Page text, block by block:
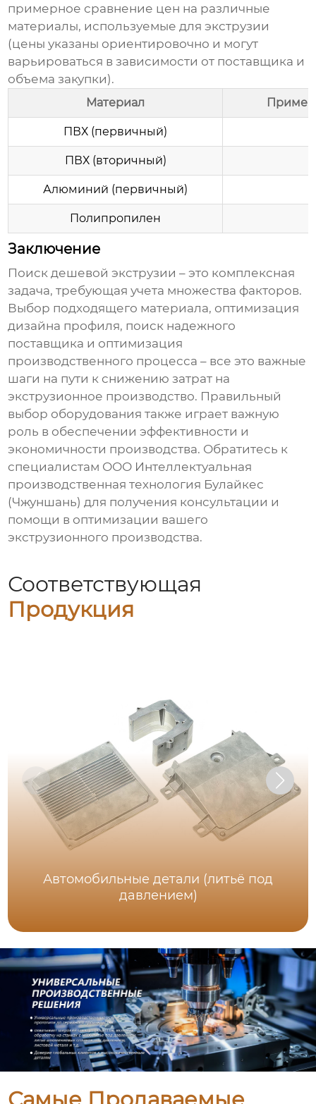
примерное сравнение цен на различные
материалы, используемые для экструзии
(цены указаны ориентировочно и могут
варьироваться в зависимости от поставщика и
объема закупки).
Материал
ПВХ (первичный)
ПВХ (вторичный)
Алюминий (первичный)
Полипропилен
Заключение
Поискдешевой экструзии – это комплексная
задача, требующая учета множества факторов.
Выбор подходящего материала, оптимизация
дизайна профиля, поиск надежного
поставщика и оптимизация
производственного процесса – все это важные
шаги на пути к снижению затрат на
экструзионное производство. Правильный
выбор оборудования также играет важную
роль в обеспечении эффективности и
экономичности производства. Обратитесь к
специалистам ООО Интеллектуальная
производственная технология Булайкес
(Чжуншань) для получения консультации и
помощи в оптимизации вашего
экструзионного производства.
Соответствующая
Продукция
Автомобильные детали (литьё под
давлением)